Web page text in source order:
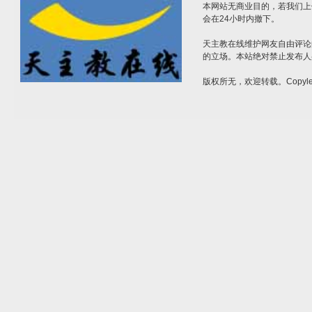
本网站无商业目的，若我们
会在24小时内撤下。
天主教在线维护网友自由评
的立场。本站绝对禁止发布
版权所无，欢迎转载。